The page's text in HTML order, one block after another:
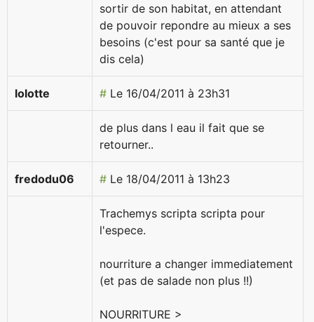
sortir de son habitat, en attendant
de pouvoir repondre au mieux a ses
besoins (c'est pour sa santé que je
dis cela)
lolotte # Le 16/04/2011 à 23h31
de plus dans l eau il fait que se
retourner..
fredodu06 # Le 18/04/2011 à 13h23
Trachemys scripta scripta pour
l'espece.
nourriture a changer immediatement
(et pas de salade non plus !!)
NOURRITURE >